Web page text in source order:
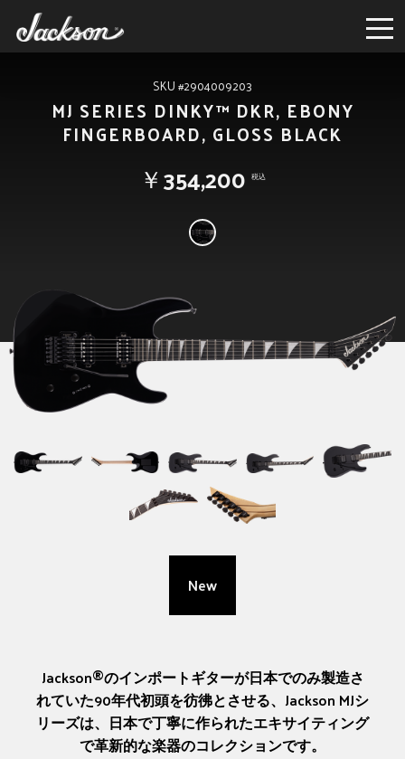
SKU #2904009203
MJ SERIES DINKY™ DKR, EBONY
FINGERBOARD, GLOSS BLACK
￥354,200 税込
New
Jackson®のインポートギターが日本でのみ製造さ
れていた90年代初頭を彷彿とさせる、Jackson MJシ
リーズは、日本で丁寧に作られたエキサイティング
で革新的な楽器のコレクションです。